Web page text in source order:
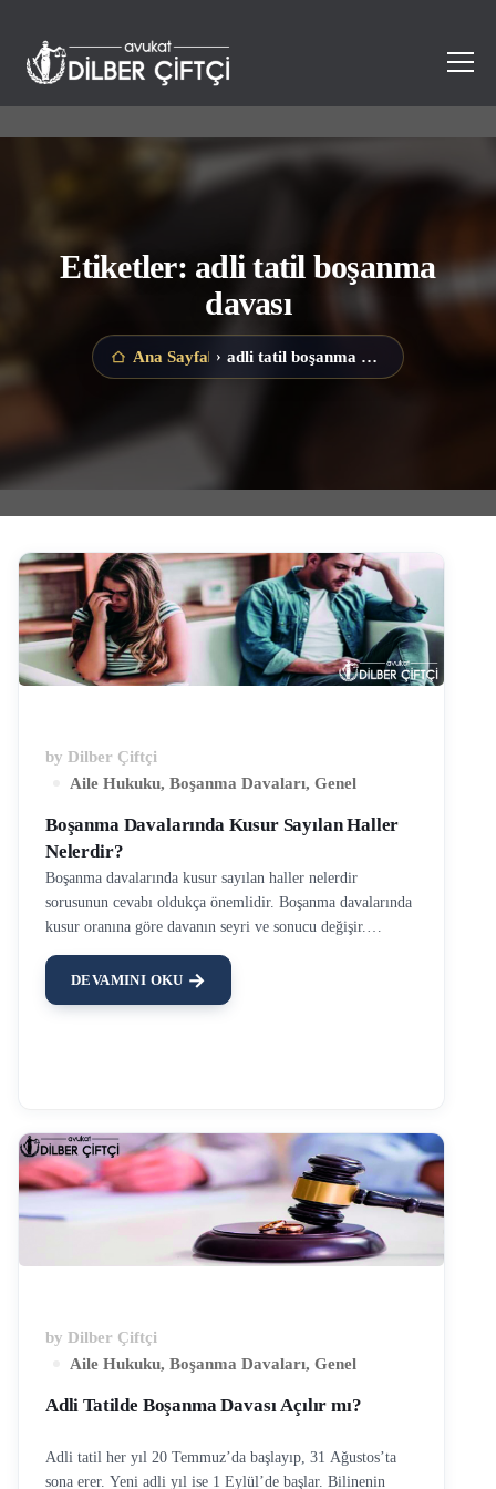
Etiketler: adli tatil boşanma
davası
Ana Sayfa › adli tatil boşanma davası
by Dilber Çiftçi
Aile Hukuku, Boşanma Davaları, Genel
Boşanma Davalarında Kusur Sayılan Haller
Nelerdir?
Boşanma davalarında kusur sayılan haller nelerdir
sorusunun cevabı oldukça önemlidir. Boşanma davalarında
kusur oranına göre davanın seyri ve sonucu değişir.
kusurun kimde olduğuna ve ağırlığına göre karar
verilecektir. Kanunda kusur sayılan haller sıralanmamıştır,
aldatma, zina, Eşe veya aile fertlerine hakaret etmek, hor
görmek, aşağılamak, Eşe karşı ya da diğer aile bireylerine
karşı fiziksel, psikolojik veya cinsel şiddet, Eşe karşı ilgisiz
davranmak, …
DEVAMINI OKU
by Dilber Çiftçi
Aile Hukuku, Boşanma Davaları, Genel
Adli Tatilde Boşanma Davası Açılır mı?
Adli tatil her yıl 20 Temmuz’da başlayıp, 31 Ağustos’ta
sona erer. Yeni adli yıl ise 1 Eylül’de başlar. Bilinenin